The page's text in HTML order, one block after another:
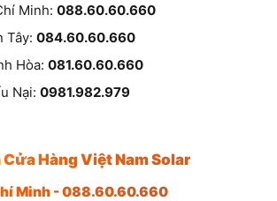
Minh: 088.60.60.660
Tây: 084.60.60.660
Hòa: 081.60.60.660
Nại: 0981.982.979
Cửa Hàng Việt Nam Solar
Minh - 088.60.60.660